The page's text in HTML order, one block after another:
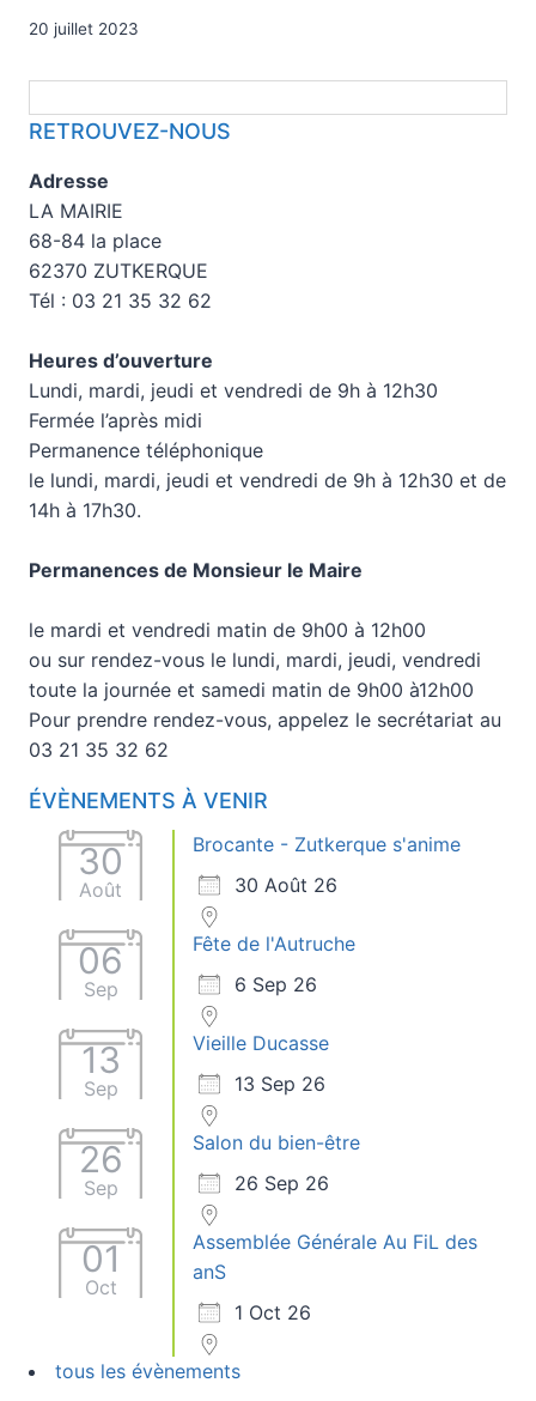
20 juillet 2023
RETROUVEZ-NOUS
Adresse
LA MAIRIE
68-84 la place
62370 ZUTKERQUE
Tél : 03 21 35 32 62
Heures d’ouverture
Lundi, mardi, jeudi et vendredi de 9h à 12h30
Fermée l’après midi
Permanence téléphonique
le lundi, mardi, jeudi et vendredi de 9h à 12h30 et de
14h à 17h30.
Permanences de Monsieur le Maire
le mardi et vendredi matin de 9h00 à 12h00
ou sur rendez-vous le lundi, mardi, jeudi, vendredi
toute la journée et samedi matin de 9h00 à12h00
Pour prendre rendez-vous, appelez le secrétariat au
03 21 35 32 62
ÉVÈNEMENTS À VENIR
30
Août
Brocante - Zutkerque s'anime
30 Août 26
06
Sep
Fête de l'Autruche
6 Sep 26
13
Sep
Vieille Ducasse
13 Sep 26
26
Sep
Salon du bien-être
26 Sep 26
01
Oct
Assemblée Générale Au FiL des
anS
1 Oct 26
tous les évènements